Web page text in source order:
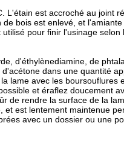
est accroché au joint
bois est enlevé, et
pour finir l'usinage selon
d'éthylènediamine, de
dans une quantité
lame avec les
et éraflez doucement
rendre la surface de la
est lentement maintenue
avec un dossier ou une